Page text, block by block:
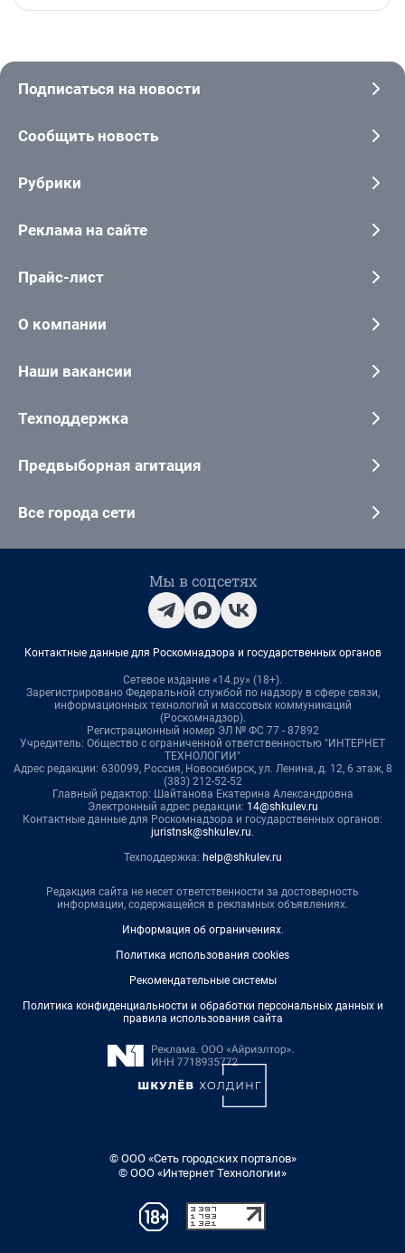
Подписаться на новости
Сообщить новость
Рубрики
Реклама на сайте
Прайс-лист
О компании
Наши вакансии
Техподдержка
Предвыборная агитация
Все города сети
Мы в соцсетях
Контактные данные для Роскомнадзора и государственных органов
Сетевое издание «14.ру» (18+).
Зарегистрировано Федеральной службой по надзору в сфере связи,
информационных технологий и массовых коммуникаций
(Роскомнадзор).
Регистрационный номер ЭЛ № ФС 77 - 87892
Учредитель: Общество с ограниченной ответственностью "ИНТЕРНЕТ
ТЕХНОЛОГИИ"
Адрес редакции: 630099, Россия, Новосибирск, ул. Ленина, д. 12, 6 этаж, 8
(383) 212-52-52
Главный редактор: Шайтанова Екатерина Александровна
Электронный адрес редакции: 14@shkulev.ru
Контактные данные для Роскомнадзора и государственных органов:
juristnsk@shkulev.ru.
Техподдержка: help@shkulev.ru
Редакция сайта не несет ответственности за достоверность
информации, содержащейся в рекламных объявлениях.
Информация об ограничениях.
Политика использования cookies
Рекомендательные системы
Политика конфиденциальности и обработки персональных данных и
правила использования сайта
© ООО «Сеть городских порталов»
© ООО «Интернет Технологии»